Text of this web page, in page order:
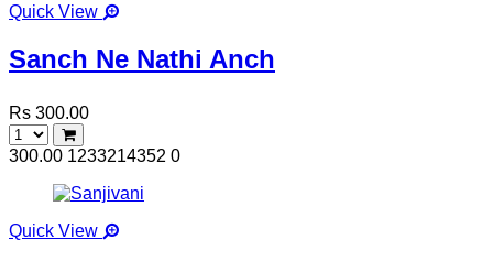
Quick View
Sanch Ne Nathi Anch
Rs 300.00
300.00 1233214352 0
Quick View